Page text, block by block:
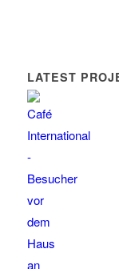
LATEST